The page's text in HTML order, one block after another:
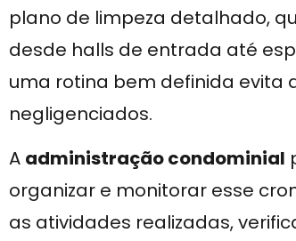
plano de limpeza detalhado,
desde halls de entrada até
uma rotina bem definida evita
negligenciados.
A administração condominial
organizar e monitorar esse
as atividades realizadas,